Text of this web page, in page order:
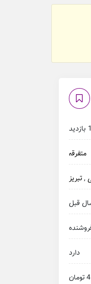
متفرقه
,تبریز
دارد